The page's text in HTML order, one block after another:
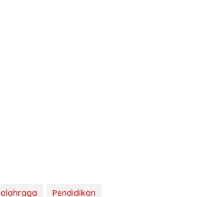
olahraga Pendidikan